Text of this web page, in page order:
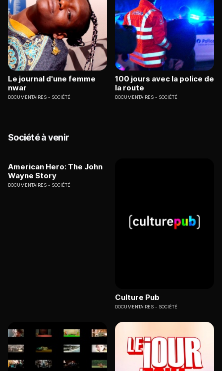
Le journal d'une femme
nwar
DOCUMENTAIRES SOCIÉTÉ
100 jours avec la police de
la route
DOCUMENTAIRES SOCIÉTÉ
Société à venir
American Hero: The John
Wayne Story
DOCUMENTAIRES SOCIÉTÉ
Culture Pub
DOCUMENTAIRES SOCIÉTÉ